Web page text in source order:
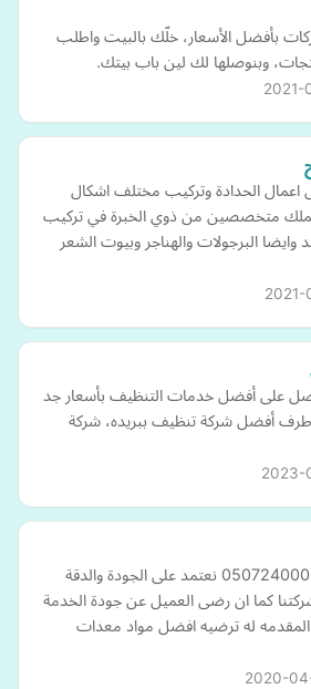
بأفضل الأسعار، خلّك بالبيت واطلب
وبنوصلها لك لين باب بيتك.
2021-
اعمال الحدادة وتركيب مختلف اشكال
تملك متخصصين من ذوي الخبرة في تركيب
وايضا البرجولات والهناجر وبيوت الشعر
2021-
على أفضل خدمات التنظيف بأسعار جد
طرف أفضل شركة تنظيف ببريده، شركة
2023-
شركة تنظيف بالرياض 0507240005 نعتمد على الجودة والدقة
كما ان رضى العميل عن جودة الخدمة
المقدمه له ترضيه افضل مواد معدات
2020-